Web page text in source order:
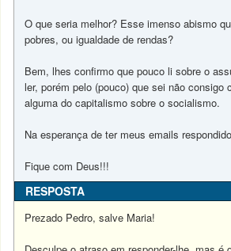
O que seria melhor? Esse imenso abismo
pobres, ou igualdade de rendas?
Bem, lhes confirmo que pouco li sobre o
ler, porém pelo (pouco) que sei não consigo
alguma do capitalismo sobre o socialismo.
Na esperança de ter meus emails
Fique com Deus!!!
RESPOSTA
Prezado Pedro, salve Maria!